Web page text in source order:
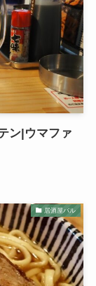
ン|ウマファ
居酒屋バル